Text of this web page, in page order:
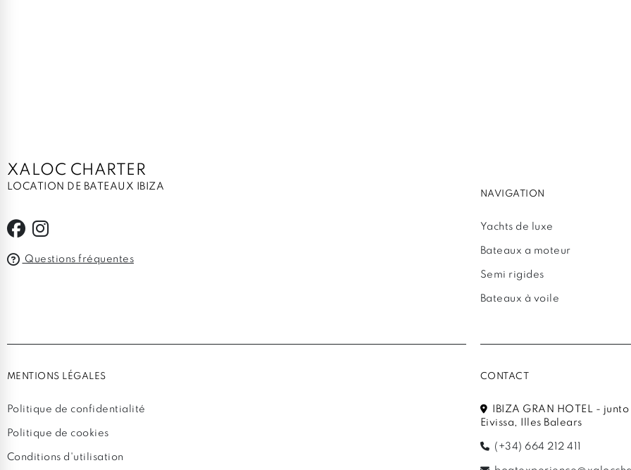
XALOC CHARTER
LOCATION DE BATEAUX IBIZA
Questions fréquentes
NAVIGATION
Yachts de luxe
Bateaux a moteur
Semi rigides
Bateaux à voile
MENTIONS LÉGALES
Politique de confidentialité
Politique de cookies
Conditions d'utilisation
CONTACT
IBIZA GRAN HOTEL -
Eivissa, Illes Balears
(+34) 664 212 411